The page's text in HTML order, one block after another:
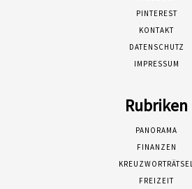
PINTEREST
KONTAKT
DATENSCHUTZ
IMPRESSUM
Rubriken
PANORAMA
FINANZEN
KREUZWORTRÄTSEL
FREIZEIT